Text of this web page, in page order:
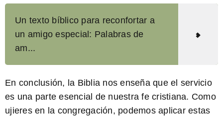
Un texto bíblico para reconfortar a
un amigo especial: Palabras de
am...
En conclusión, la Biblia nos enseña que el servicio
es una parte esencial de nuestra fe cristiana. Como
ujieres en la congregación, podemos aplicar estas